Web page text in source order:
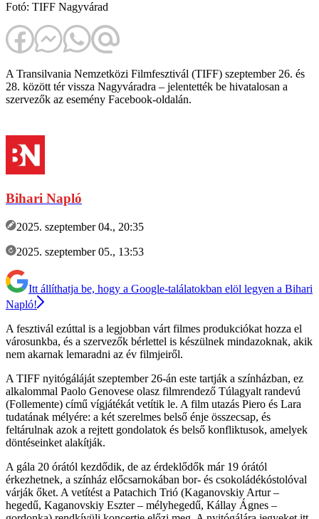
Fotó: TIFF Nagyvárad
A Transilvania Nemzetközi Filmfesztivál (TIFF) szeptember 26. és
28. között tér vissza Nagyváradra – jelentették be hivatalosan a
szervezők az esemény Facebook-oldalán.
Bihari Napló
2025. szeptember 04., 20:35
2025. szeptember 05., 13:53
Itt állíthatja be, hogy a Google-találatokban elöl legyen a Bihari
Napló!
A fesztivál ezúttal is a legjobban várt filmes produkciókat hozza el
városunkba, és a szervezők bérlettel is készülnek mindazoknak, akik
nem akarnak lemaradni az év filmjeiről.
A TIFF nyitógáláját szeptember 26-án este tartják a színházban, ez
alkalommal Paolo Genovese olasz filmrendező Túlagyalt randevú
(Follemente) című vígjátékát vetítik le. A film utazás Piero és Lara
tudatának mélyére: a két szerelmes belső énje összecsap, és
feltárulnak azok a rejtett gondolatok és belső konfliktusok, amelyek
döntéseinket alakítják.
A gála 20 órától kezdődik, de az érdeklődők már 19 órától
érkezhetnek, a színház előcsarnokában bor- és csokoládékóstolóval
várják őket. A vetítést a Patachich Trió (Kaganovskiy Artur –
hegedű, Kaganovskiy Eszter – mélyhegedű, Kállay Ágnes –